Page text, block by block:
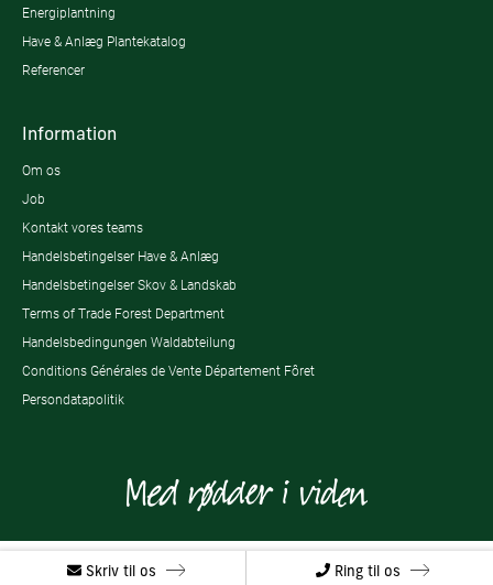
Energiplantning
Have & Anlæg Plantekatalog
Referencer
Information
Om os
Job
Kontakt vores teams
Handelsbetingelser Have & Anlæg
Handelsbetingelser Skov & Landskab
Terms of Trade Forest Department
Handelsbedingungen Waldabteilung
Conditions Générales de Vente Département Fôret
Persondatapolitik
Skriv til os Ring til os